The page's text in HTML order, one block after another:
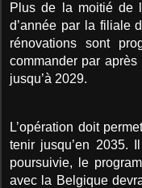
Plus de la moitié de
d’année par la filiale
rénovations sont
commander par
jusqu’à 2029.
L’opération doit
tenir jusqu’en 2035.
poursuivie, le
avec la Belgique